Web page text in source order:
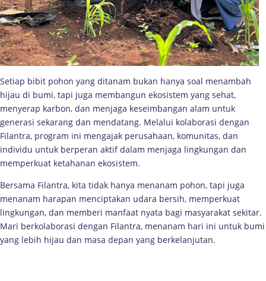
Setiap bibit pohon yang ditanam bukan hanya soal menambah
hijau di bumi, tapi juga membangun ekosistem yang sehat,
menyerap karbon, dan menjaga keseimbangan alam untuk
generasi sekarang dan mendatang. Melalui kolaborasi dengan
Filantra, program ini mengajak perusahaan, komunitas, dan
individu untuk berperan aktif dalam menjaga lingkungan dan
memperkuat ketahanan ekosistem.
Bersama Filantra, kita tidak hanya menanam pohon, tapi juga
menanam harapan menciptakan udara bersih, memperkuat
lingkungan, dan memberi manfaat nyata bagi masyarakat sekitar.
Mari berkolaborasi dengan Filantra, menanam hari ini untuk bumi
yang lebih hijau dan masa depan yang berkelanjutan.